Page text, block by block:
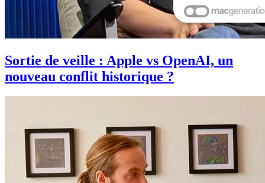
Sortie de veille : Apple vs OpenAI, un
nouveau conflit historique ?